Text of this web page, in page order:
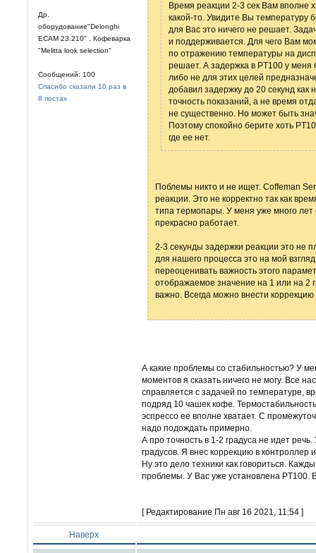
Др.
оборудование"Delonghi
ECAM 23.210" , Кофеварка
"Melitta look selection"
Сообщений: 100
Спасибо сказали 10 раз в
8 постах
Время реакции 2-3 сек Вам вполне
какой-то. Увидите Вы температуру
для Вас это ничего не решает.
и поддерживается. Для чего Вам
по отражению температуры на
решает. А задержка в PT100 у меня
либо не для этих целей
добавил задержку до 20 секунд
точность показаний, а не время
не существенно. Но может быть
Поэтому спокойно берите хоть
где ее нет.
Поблемы никто и не ищет. Coffeman
реакции. Это не корректно так как
типа термопары. У меня уже много лет
прекрасно работает.
2-3 секунды задержки реакции это не
для нашего процесса это на мой
переоценивать важность этого
отображаемое значение на 1 или на 2
важно. Всегда можно внести
А какие проблемы со стабильностью? У
моментов я сказать ничего не могу. Все
справляется с задачей по температуре,
подряд 10 чашек кофе.
эспрессо ее вполне хватает. С
надо подождать примерно.
А про точность в 1-2 градуса не идет
градусов. Я внес коррекцию в контроллер
Ну это дело техники как говориться.
проблемы. У Вас уже установлена PT100.
[ Редактирование Пн авг 16 2021, 11:54 ]
Наверх